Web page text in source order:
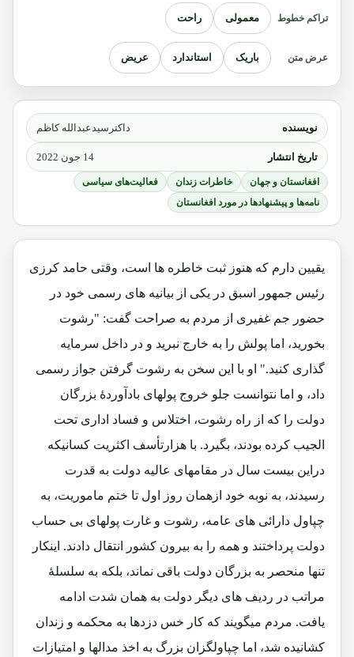
نویسنده داکترسیدعبدالله کاظم
تاریخ انتشار 14 جون 2022
افغانستان و جهان خاطرات زندان
فعالیت‌های سیاسی
نامه‌ها و پیشنهادها در مورد افغانستان
یقیین دارم که هنوز ثبت خاطره ها است، وقتی حامد کرزی
رئیس جمهور اسبق در یکی از بیانیه های رسمی خود در
حضور جم غفیری از مردم به صراحت گفت: "رشوت
بخورید، اما پولش را به خارج نبرید و در داخل سرمایه
گذاری کنید." او با این سخن به رشوت گرفتن جواز رسمی
داد، و اما نتوانست جلو خروج پولهای بادآوردۀ بزرگان
دولت را که از راه رشوت، اختلاس و فساد اداری تحت
الجیب کرده بودند، بگیرد. با هزارتأسف اکثریت کسانیکه
دراین بیست سال در مقامهای عالیه دولت به قدرت
رسیدند، به نوبه خود ازهمان روز اول تا ختم ماموریت، به
چپاول دارائی های عامه، رشوت و غارت پولهای بی حساب
دولت پرداختند و همه را به بیرون کشور انتقال دادند. اینکار
تنها منحصر به بزرگان دولت باقی نماند، بلکه به سلسلۀ
مراتب در ردیف های دیگر دولت به همان شدت ادامه
یافت. مردم میگویند که کار خس دزدها به محکمه و زندان
کشانیده شد، اما چپاولگزان بزرگ به اخذ مدالها و امتیازات
تراکم خطوط معمولی راحت
عرض متن باریک استاندارد عریض